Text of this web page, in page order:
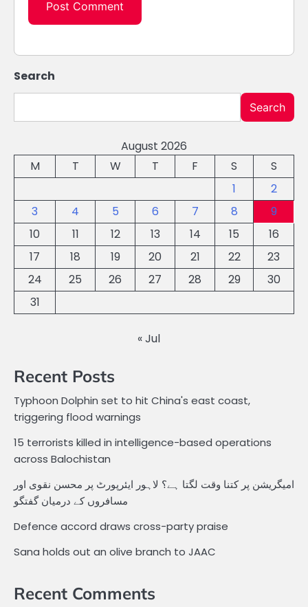
Search
Search
August 2026
M
T W T F S
S
1
2
3
4 5 6 7 8
9
10
11 12 13 14 15
16
17
18 19 20 21 22
23
24
25 26 27 28 29
30
31
« Jul
Recent Posts
Typhoon Dolphin set to hit China's east coast,
triggering flood warnings
15 terrorists killed in intelligence-based operations
across Balochistan
امیگریشن پر کتنا وقت لگتا ہے؟ لاہور ایئرپورٹ پر محسن نقوی اور
مسافروں کے درمیان گفتگو
Defence accord draws cross-party praise
Sana holds out an olive branch to JAAC
Recent Comments